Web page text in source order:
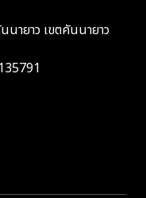
ายาว เขตคันนายาว